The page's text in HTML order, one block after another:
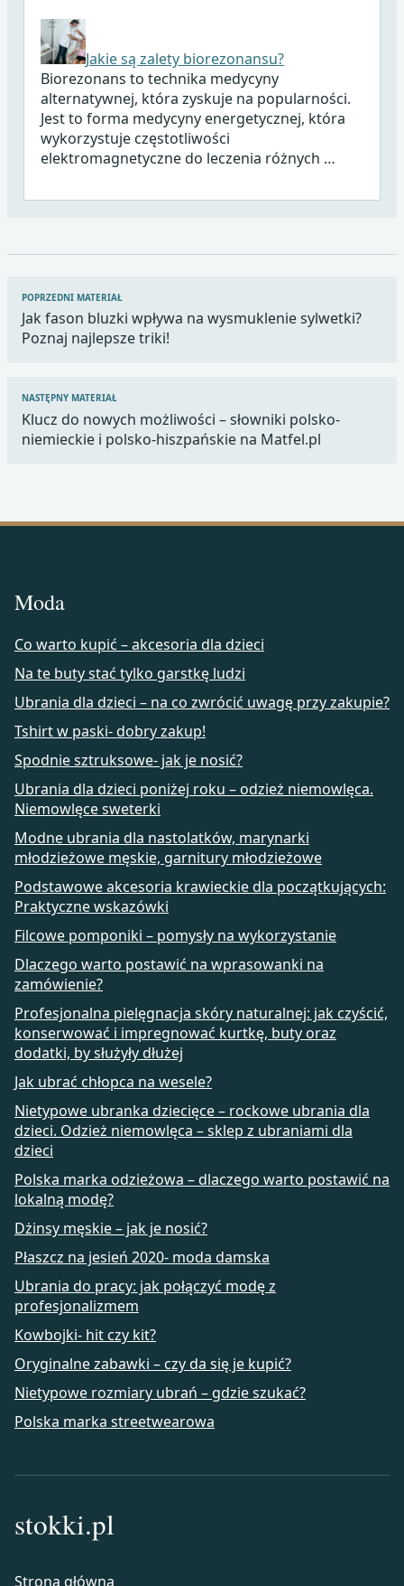
Jakie są zalety biorezonansu?
Biorezonans to technika medycyny
alternatywnej, która zyskuje na popularności.
Jest to forma medycyny energetycznej, która
wykorzystuje częstotliwości
elektromagnetyczne do leczenia różnych …
Nawigacja
wpisu
POPRZEDNI MATERIAŁ
Jak fason bluzki wpływa na wysmuklenie sylwetki?
Poznaj najlepsze triki!
NASTĘPNY MATERIAŁ
Klucz do nowych możliwości – słowniki polsko-
niemieckie i polsko-hiszpańskie na Matfel.pl
Moda
Co warto kupić – akcesoria dla dzieci
Na te buty stać tylko garstkę ludzi
Ubrania dla dzieci – na co zwrócić uwagę przy zakupie?
Tshirt w paski- dobry zakup!
Spodnie sztruksowe- jak je nosić?
Ubrania dla dzieci poniżej roku – odzież niemowlęca.
Niemowlęce sweterki
Modne ubrania dla nastolatków, marynarki
młodzieżowe męskie, garnitury młodzieżowe
Podstawowe akcesoria krawieckie dla początkujących:
Praktyczne wskazówki
Filcowe pomponiki – pomysły na wykorzystanie
Dlaczego warto postawić na wprasowanki na
zamówienie?
Profesjonalna pielęgnacja skóry naturalnej: jak czyścić,
konserwować i impregnować kurtkę, buty oraz
dodatki, by służyły dłużej
Jak ubrać chłopca na wesele?
Nietypowe ubranka dziecięce – rockowe ubrania dla
dzieci. Odzież niemowlęca – sklep z ubraniami dla
dzieci
Polska marka odzieżowa – dlaczego warto postawić na
lokalną modę?
Dżinsy męskie – jak je nosić?
Płaszcz na jesień 2020- moda damska
Ubrania do pracy: jak połączyć modę z
profesjonalizmem
Kowbojki- hit czy kit?
Oryginalne zabawki – czy da się je kupić?
Nietypowe rozmiary ubrań – gdzie szukać?
Polska marka streetwearowa
stokki.pl
Strona główna